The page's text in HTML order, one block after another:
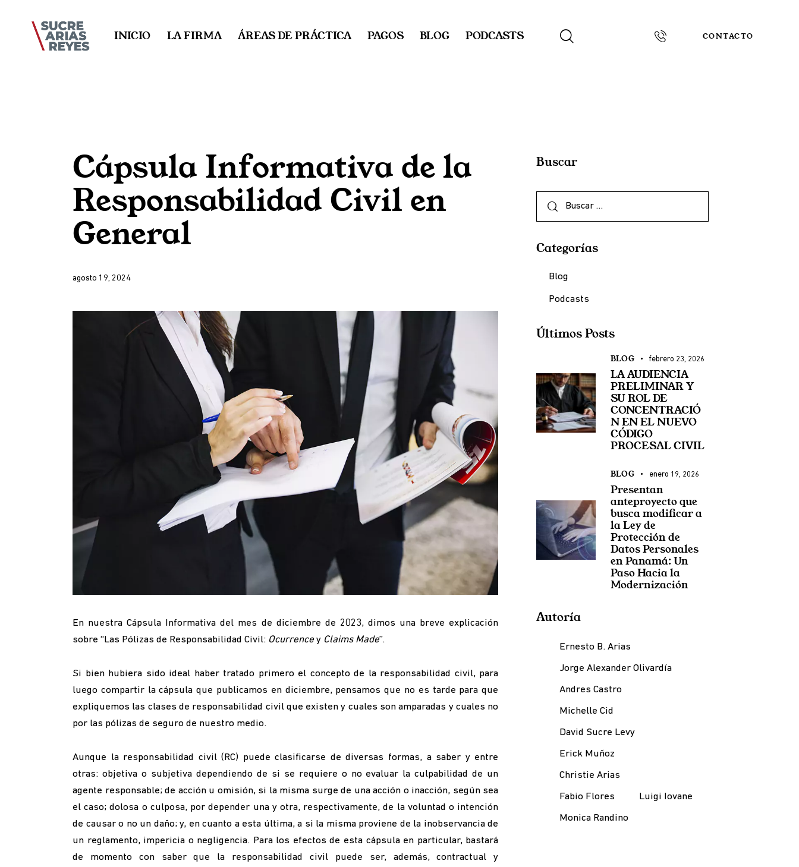
INICIO LA FIRMA ÁREAS DE PRÁCTICA PAGOS BLOG PODCASTS CONTACTO
Cápsula Informativa de la
Responsabilidad Civil en
General
agosto 19, 2024
En nuestra Cápsula Informativa del mes de diciembre de 2023, dimos una breve explicación
sobre “Las Pólizas de Responsabilidad Civil: Ocurrence y Claims Made”.
Si bien hubiera sido ideal haber tratado primero el concepto de la responsabilidad civil, para
luego compartir la cápsula que publicamos en diciembre, pensamos que no es tarde para que
expliquemos las clases de responsabilidad civil que existen y cuales son amparadas y cuales no
por las pólizas de seguro de nuestro medio.
Aunque la responsabilidad civil (RC) puede clasificarse de diversas formas, a saber y entre
otras: objetiva o subjetiva dependiendo de si se requiere o no evaluar la culpabilidad de un
agente responsable; de acción u omisión, si la misma surge de una acción o inacción, según sea
el caso; dolosa o culposa, por depender una y otra, respectivamente, de la voluntad o intención
de causar o no un daño; y, en cuanto a esta última, a si la misma proviene de la inobservancia de
un reglamento, impericia o negligencia. Para los efectos de esta cápsula en particular, bastará
de momento con saber que la responsabilidad civil puede ser, además, contractual y
Buscar
Categorías
Blog
Podcasts
Últimos Posts
BLOG febrero 23, 2026
LA AUDIENCIA
PRELIMINAR Y
SU ROL DE
CONCENTRACIÓ
N EN EL NUEVO
CÓDIGO
PROCESAL CIVIL
BLOG enero 19, 2026
Presentan
anteproyecto que
busca modificar a
la Ley de
Protección de
Datos Personales
en Panamá: Un
Paso Hacia la
Modernización
Autoría
Ernesto B. Arias
Jorge Alexander Olivardía
Andres Castro
Michelle Cid
David Sucre Levy
Erick Muñoz
Christie Arias
Fabio Flores Luigi Iovane
Monica Randino